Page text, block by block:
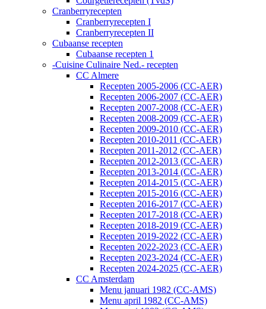
Cranberryrecepten
Cranberryrecepten I
Cranberryrecepten II
Cubaanse recepten
Cubaanse recepten 1
-Cuisine Culinaire Ned.- recepten
CC Almere
Recepten 2005-2006 (CC-AER)
Recepten 2006-2007 (CC-AER)
Recepten 2007-2008 (CC-AER)
Recepten 2008-2009 (CC-AER)
Recepten 2009-2010 (CC-AER)
Recepten 2010-2011 (CC-AER)
Recepten 2011-2012 (CC-AER)
Recepten 2012-2013 (CC-AER)
Recepten 2013-2014 (CC-AER)
Recepten 2014-2015 (CC-AER)
Recepten 2015-2016 (CC-AER)
Recepten 2016-2017 (CC-AER)
Recepten 2017-2018 (CC-AER)
Recepten 2018-2019 (CC-AER)
Recepten 2019-2022 (CC-AER)
Recepten 2022-2023 (CC-AER)
Recepten 2023-2024 (CC-AER)
Recepten 2024-2025 (CC-AER)
CC Amsterdam
Menu januari 1982 (CC-AMS)
Menu april 1982 (CC-AMS)